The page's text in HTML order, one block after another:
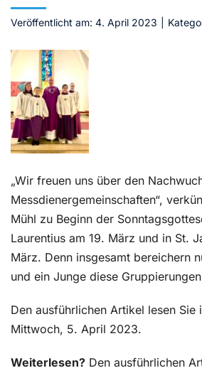
Jetzt abonnieren
Veröffentlicht am: 4. April 2023
„Wir freuen uns über den
Messdienergemeinschaften“,
Mühl zu Beginn der
Laurentius am 19. März und in St.
März. Denn insgesamt bereichern
und ein Junge diese
Den ausführlichen Artikel lesen Sie
Mittwoch, 5. April 2023.
Weiterlesen? Den ausführlichen